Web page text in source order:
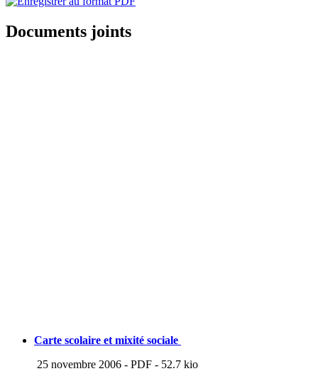
Documents joints
Carte scolaire et mixité sociale
25 novembre 2006 - PDF - 52.7 kio